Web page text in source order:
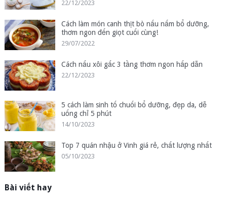
22/12/2023
Cách làm món canh thịt bò nấu nấm bổ dưỡng,
thơm ngon đến giọt cuối cùng!
29/07/2022
Cách nấu xôi gấc 3 tầng thơm ngon hấp dẫn
22/12/2023
5 cách làm sinh tố chuối bổ dưỡng, đẹp da, dễ
uống chỉ 5 phút
14/10/2023
Top 7 quán nhậu ở Vinh giá rẻ, chất lượng nhất
05/10/2023
Bài viết hay